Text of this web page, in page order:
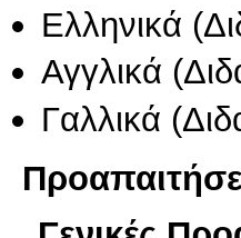
Ελληνικά
Αγγλικά
Γαλλικά